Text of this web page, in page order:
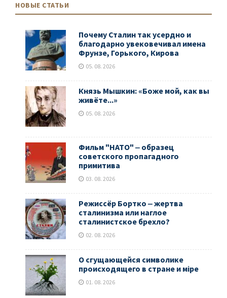
НОВЫЕ СТАТЬИ
Почему Сталин так усердно и
благодарно увековечивал имена
Фрунзе, Горького, Кирова
05. 08. 2026
Князь Мышкин: «Боже мой, как вы
живёте...»
05. 08. 2026
Фильм "НАТО" ‒ образец
советского пропагадного
примитива
03. 08. 2026
Режиссёр Бортко ‒ жертва
сталинизма или наглое
сталинистское брехло?
02. 08. 2026
О сгущающейся символике
происходящего в стране и мiре
01. 08. 2026